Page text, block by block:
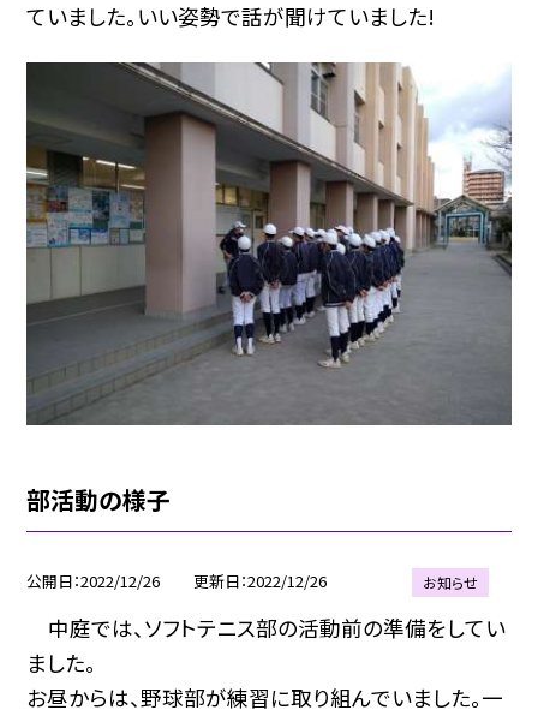
ていました。いい姿勢で話が聞けていました!
部活動の様子
公開日 2022/12/26 更新日 2022/12/26 お知らせ
中庭では、ソフトテニス部の活動前の準備をしてい
ました。
お昼からは、野球部が練習に取り組んでいました。一